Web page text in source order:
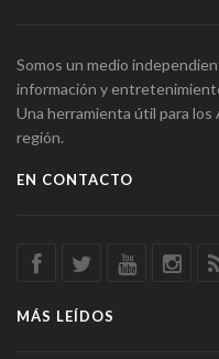
Somos un medio
información y
Una herramienta útil para
región.
EN CONTACTO
MÁS LEÍDOS